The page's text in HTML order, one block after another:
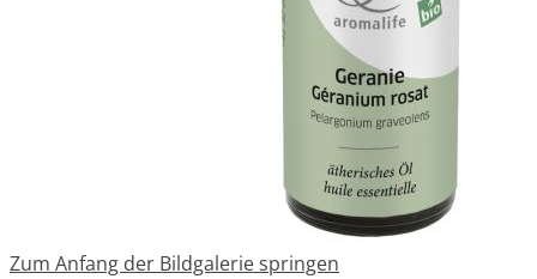
Zum Anfang der Bildgalerie springen